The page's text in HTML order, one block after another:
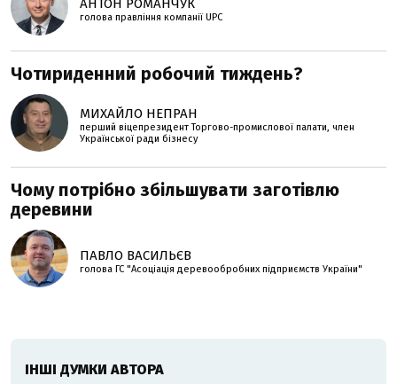
АНТОН РОМАНЧУК
голова правління компанії UPC
Чотириденний робочий тиждень?
МИХАЙЛО НЕПРАН
перший віцепрезидент Торгово-промислової палати, член
Української ради бізнесу
Чому потрібно збільшувати заготівлю
деревини
ПАВЛО ВАСИЛЬЄВ
голова ГС "Асоціація деревообробних підприємств України"
ІНШІ ДУМКИ АВТОРА